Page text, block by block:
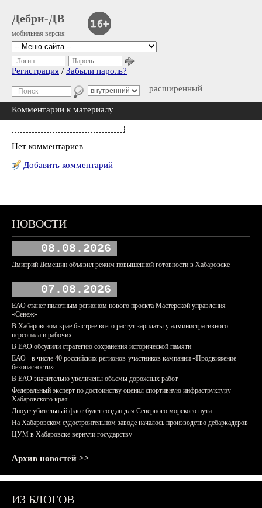
Дебри-ДВ
мобильная версия
расширенный
Логин Пароль
Регистрация / Забыли пароль?
Комментарии к материалу
Нет комментариев
Добавить комментарий
НОВОСТИ
08.08.2026
Дмитрий Демешин объявил режим повышенной готовности в Хабаровске
07.08.2026
ЕАО станет пилотным регионом нового проекта Мастерской управления
«Сенеж»
В Хабаровском крае быстрее всего растут зарплаты у административного
персонала и рабочих
В ЕАО обсудили стратегию сохранения исторической памяти
ЕАО - в числе 40 российских регионов-участников кампании «Продвижение
безопасности»
В ЕАО значительно увеличены объемы дорожных работ
Федеральный эксперт по достоинству оценил спортивную инфраструктуру
Хабаровского края
Дноуглубительный флот будет создан для Северного морского пути
На Хабаровском судостроительном заводе началось производство дебаркадеров
ЦУМ в Хабаровске вернули государству
Архив новостей >>
ИЗ БЛОГОВ